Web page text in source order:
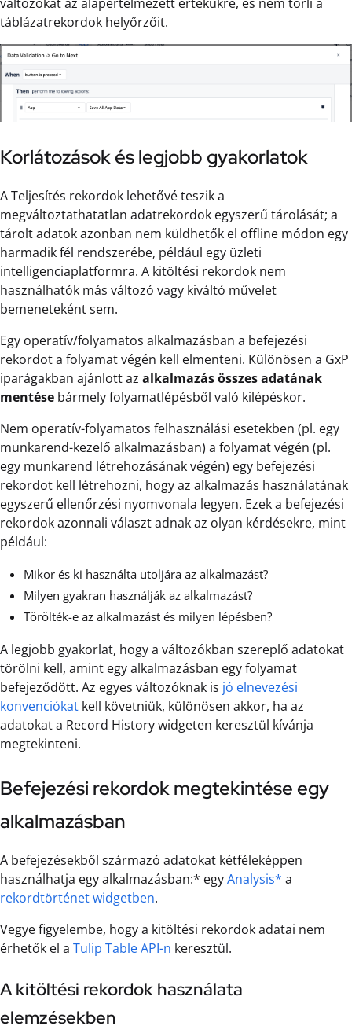
táblázatrekordok helyőrzőit.
Korlátozások és legjobb gyakorlatok
A Teljesítés rekordok lehetővé teszik a
megváltoztathatatlan adatrekordok egyszerű tárolását; a
tárolt adatok azonban nem küldhetők el offline módon egy
harmadik fél rendszerébe, például egy üzleti
intelligenciaplatformra. A kitöltési rekordok nem
használhatók más változó vagy kiváltó művelet
bemeneteként sem.
Egy operatív/folyamatos alkalmazásban a befejezési
rekordot a folyamat végén kell elmenteni. Különösen a GxP
iparágakban ajánlott az alkalmazás összes adatának
mentése bármely folyamatlépésből való kilépéskor.
Nem operatív-folyamatos felhasználási esetekben (pl. egy
munkarend-kezelő alkalmazásban) a folyamat végén (pl.
egy munkarend létrehozásának végén) egy befejezési
rekordot kell létrehozni, hogy az alkalmazás használatának
egyszerű ellenőrzési nyomvonala legyen. Ezek a befejezési
rekordok azonnali választ adnak az olyan kérdésekre, mint
például:
Mikor és ki használta utoljára az alkalmazást?
Milyen gyakran használják az alkalmazást?
Törölték-e az alkalmazást és milyen lépésben?
A legjobb gyakorlat, hogy a változókban szereplő adatokat
törölni kell, amint egy alkalmazásban egy folyamat
befejeződött. Az egyes változóknak is jó elnevezési
konvenciókat kell követniük, különösen akkor, ha az
adatokat a Record History widgeten keresztül kívánja
megtekinteni.
Befejezési rekordok megtekintése egy
alkalmazásban
A befejezésekből származó adatokat kétféleképpen
használhatja egy alkalmazásban:* egyAnalysis* a
rekordtörténet widgetben.
Vegye figyelembe, hogy a kitöltési rekordok adatai nem
érhetők el a Tulip Table API-n keresztül.
A kitöltési rekordok használata
elemzésekben